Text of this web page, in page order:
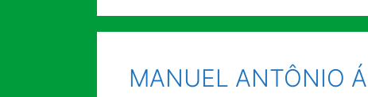
MANUEL ANTÔNIO